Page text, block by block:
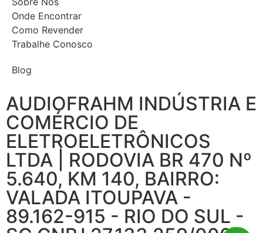
Onde Encontrar
Como Revender
Trabalhe Conosco
Blog
AUDIOFRAHM INDÚSTRIA E
COMÉRCIO DE
ELETROELETRÔNICOS
LTDA | RODOVIA BR 470 Nº
5.640, KM 140, BAIRRO:
VALADA ITOUPAVA -
89.162-915 - RIO DO SUL -